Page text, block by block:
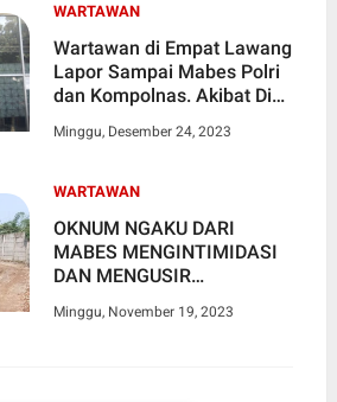
WARTAWAN
Wartawan di Empat Lawang
Lapor Sampai Mabes Polri
dan Kompolnas. Akibat Di
Minggu, Desember 24, 2023
WARTAWAN
OKNUM NGAKU DARI
MABES MENGINTIMIDASI
DAN MENGUSIR
SUAMI KADES SUKAMAJU
Minggu, November 19, 2023